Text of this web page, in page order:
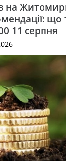
на
що
11 серпня